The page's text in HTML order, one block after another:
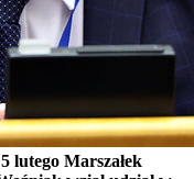
lutego Marszałek